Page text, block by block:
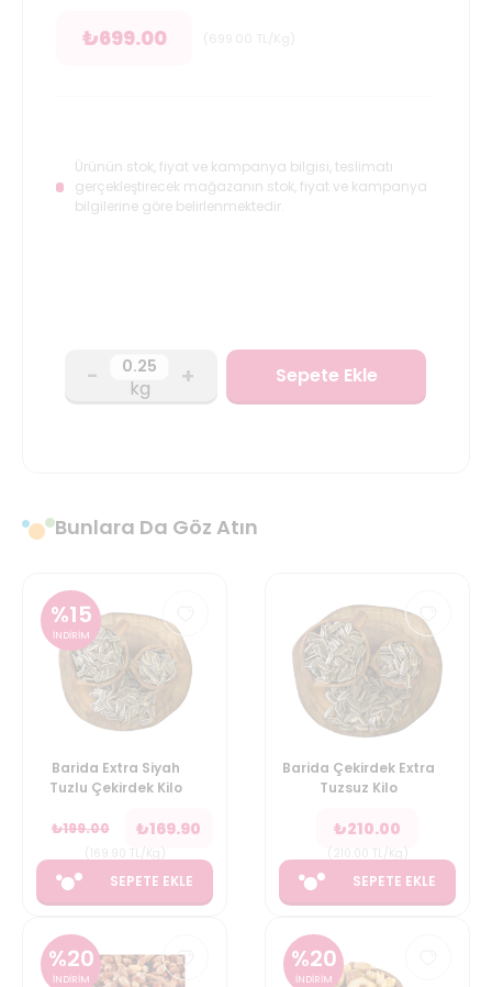
₺699.00
Ürünün stok, fiyat ve kampanya bilgisi, teslimatı
gerçekleştirecek mağazanın stok, fiyat ve kampanya
bilgilerine göre belirlenmektedir.
- kg + Sepete Ekle
Bunlara Da Göz Atın
%15
İNDİRİM
Barida Extra Siyah
Tuzlu Çekirdek Kilo
₺199.00 ₺169.90
SEPETE EKLE
Barida Çekirdek Extra
Tuzsuz Kilo
₺210.00
SEPETE EKLE
%20
İNDİRİM
%20
İNDİRİM